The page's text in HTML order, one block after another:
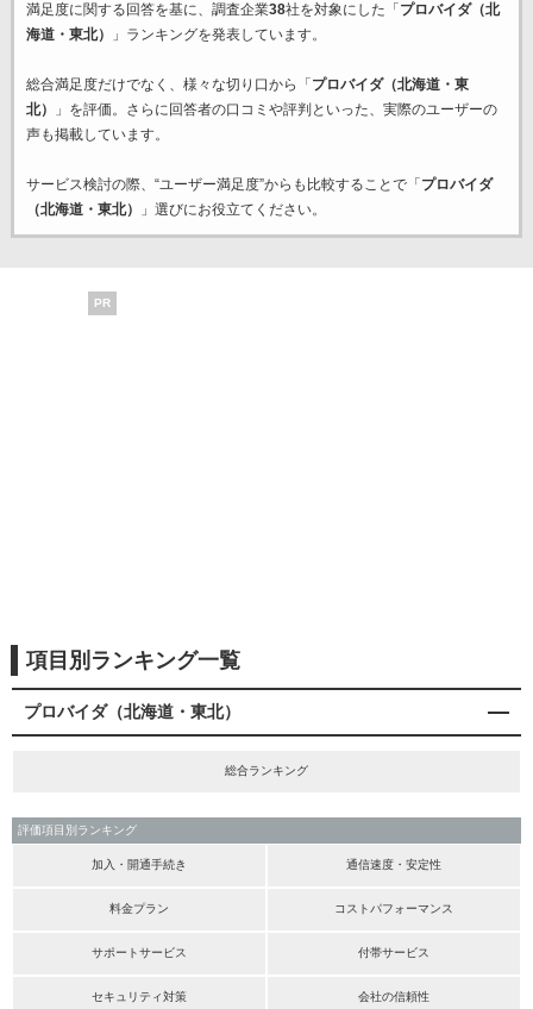
満足度に関する回答を基に、調査企業38社を対象にした「 プロバイダ（北
海道・東北）
」ランキングを発表しています。
総合満足度だけでなく、様々な切り口から「 プロバイダ（北海道・東
北）
」を評価。さらに回答者の口コミや評判といった、実際のユーザーの
声も掲載しています。
サービス検討の際、“ユーザー満足度”からも比較することで「 プロバイダ
（北海道・東北）
」選びにお役立てください。
PR
項目別ランキング一覧
プロバイダ（北海道・東北）
総合ランキング
評価項目別ランキング
加入・開通手続き 通信速度・安定性
料金プラン コストパフォーマンス
サポートサービス 付帯サービス
セキュリティ対策 会社の信頼性